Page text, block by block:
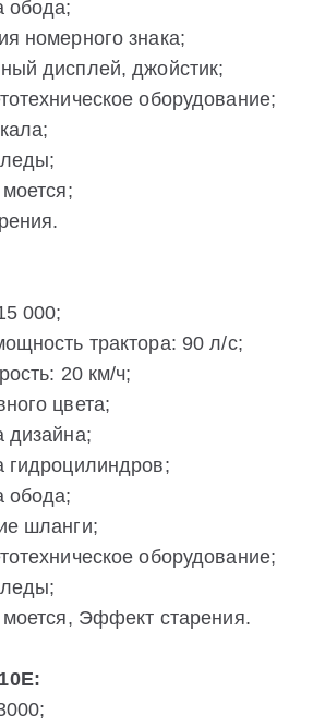
обода;
номерного знака;
дисплей, джойстик;
оборудование;
000;
трактора: 90 л/с;
20 км/ч;
цвета;
дизайна;
гидроцилиндров;
обода;
шланги;
оборудование;
моется, Эффект старения.